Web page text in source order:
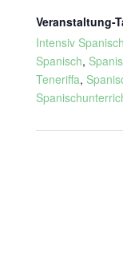
Veranstaltung-
Intensiv
Spanisch,
Teneriffa,